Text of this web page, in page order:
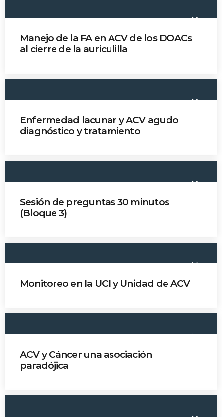
keyboard_arrow_down
Manejo de la FA en ACV de los DOACs
al cierre de la auriculilla
keyboard_arrow_down
Enfermedad lacunar y ACV agudo
diagnóstico y tratamiento
keyboard_arrow_down
Sesión de preguntas 30 minutos
(Bloque 3)
keyboard_arrow_down
Monitoreo en la UCI y Unidad de ACV
keyboard_arrow_down
ACV y Cáncer una asociación
paradójica